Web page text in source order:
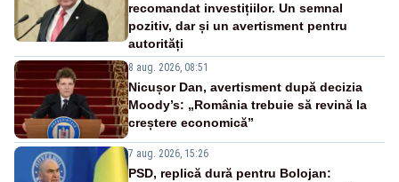
recomandat investițiilor. Un semnal
pozitiv, dar și un avertisment pentru
autorități
8 aug. 2026, 08:51
Nicușor Dan, avertisment după decizia
Moody’s: „România trebuie să revină la
creștere economică”
7 aug. 2026, 15:26
PSD, replică dură pentru Bolojan: